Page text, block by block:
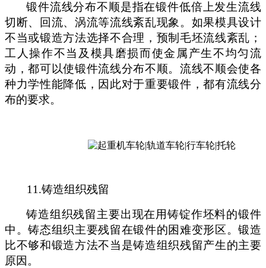
锻件流线分布不顺是指在锻件低倍上发生流线
切断、回流、涡流等流线紊乱现象。如果模具设计
不当或锻造方法选择不合理，预制毛坯流线紊乱；
工人操作不当及模具磨损而使金属产生不均匀流
动，都可以使锻件流线分布不顺。流线不顺会使各
种力学性能降低，因此对于重要锻件 ，都有流线分
布的要求。
11.铸造组织残留
铸造组织残留主要出现在用铸锭作坯料的锻件
中。铸态组织主要残留在锻件的困难变形区。锻造
比不够和锻造方法不当是铸造组织残留产生的主要
原因。